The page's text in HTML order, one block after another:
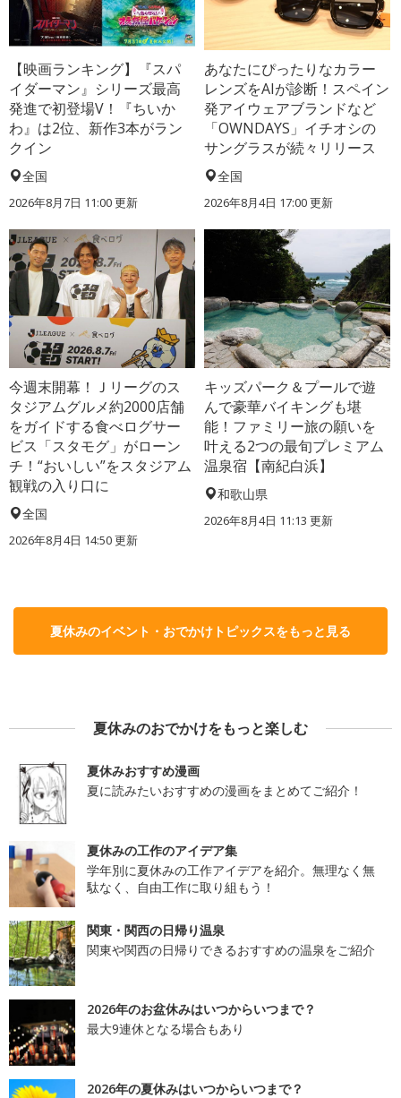
【映画ランキング】『スパ
イダーマン』シリーズ最高
発進で初登場V！『ちいか
わ』は2位、新作3本がラン
クイン
全国
2026年8月7日 11:00更新
あなたにぴったりなカラー
レンズをAIが診断！スペイン
発アイウェアブランドなど
「OWNDAYS」イチオシの
サングラスが続々リリース
全国
2026年8月4日 17:00更新
今週末開幕！Ｊリーグのス
タジアムグルメ約2000店舗
をガイドする食べログサー
ビス「スタモグ」がローン
チ！“おいしい”をスタジアム
観戦の入り口に
全国
2026年8月4日 14:50更新
キッズパーク＆プールで遊
んで豪華バイキングも堪
能！ファミリー旅の願いを
叶える2つの最旬プレミアム
温泉宿【南紀白浜】
和歌山県
2026年8月4日 11:13 更新
夏休みのイベント・おでかけトピックスをもっと見る
夏休みのおでかけをもっと楽しむ
夏休みおすすめ漫画
夏に読みたいおすすめの漫画をまとめてご紹介！
夏休みの工作のアイデア集
学年別に夏休みの工作アイデアを紹介。無理なく無
駄なく、自由工作に取り組もう！
関東・関西の日帰り温泉
関東や関西の日帰りできるおすすめの温泉をご紹介
2026年のお盆休みはいつからいつまで？
最大9連休となる場合もあり
2026年の夏休みはいつからいつまで？